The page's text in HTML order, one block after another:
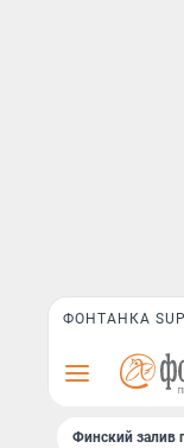
ФОНТАНКА SUP
Финский залив